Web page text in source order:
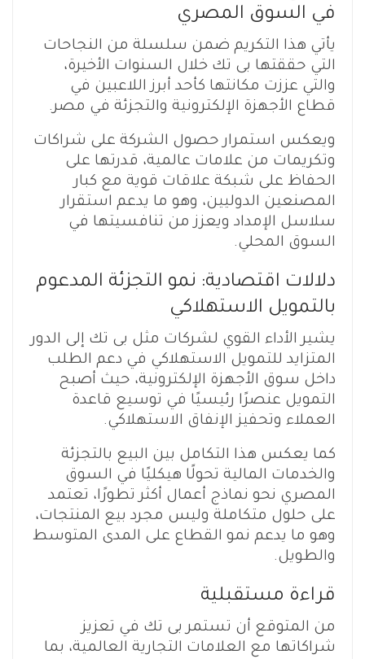
في السوق المصري
يأتي هذا التكريم ضمن سلسلة من النجاحات
التي حققتها بى تك خلال السنوات الأخيرة،
والتي عززت مكانتها كأحد أبرز اللاعبين في
قطاع الأجهزة الإلكترونية والتجزئة في مصر.
ويعكس استمرار حصول الشركة على شراكات
وتكريمات من علامات عالمية، قدرتها على
الحفاظ على شبكة علاقات قوية مع كبار
المصنعين الدوليين، وهو ما يدعم استقرار
سلاسل الإمداد ويعزز من تنافسيتها في
السوق المحلي.
دلالات اقتصادية: نمو التجزئة المدعوم
بالتمويل الاستهلاكي
يشير الأداء القوي لشركات مثل بى تك إلى الدور
المتزايد للتمويل الاستهلاكي في دعم الطلب
داخل سوق الأجهزة الإلكترونية، حيث أصبح
التمويل عنصرًا رئيسيًا في توسيع قاعدة
العملاء وتحفيز الإنفاق الاستهلاكي.
كما يعكس هذا التكامل بين البيع بالتجزئة
والخدمات المالية تحولًا هيكليًا في السوق
المصري نحو نماذج أعمال أكثر تطورًا، تعتمد
على حلول متكاملة وليس مجرد بيع المنتجات،
وهو ما يدعم نمو القطاع على المدى المتوسط
والطويل.
قراءة مستقبلية
من المتوقع أن تستمر بى تك في تعزيز
شراكاتها مع العلامات التجارية العالمية، بما